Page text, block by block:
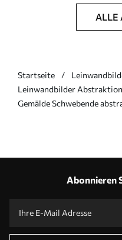
ALLE
Startseite
Leinwandbilder Abstraktion
Gemälde Schwebende
Abonnieren